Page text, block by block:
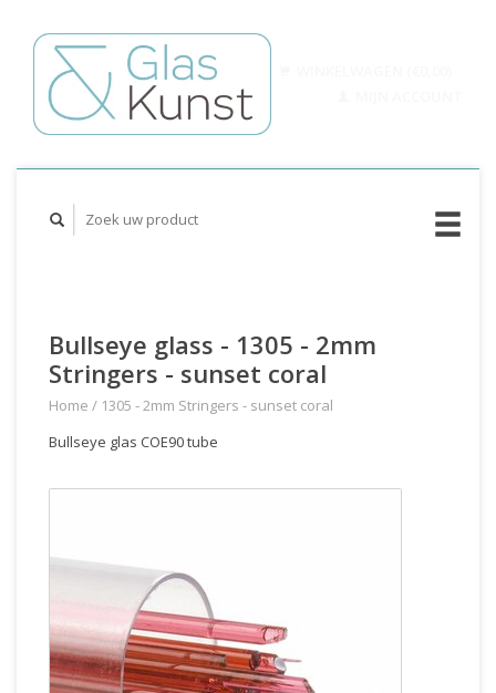
Bullseye glass - 1305 - 2mm
Stringers - sunset coral
Home / 1305 - 2mm Stringers - sunset coral
Bullseye glas COE90 tube